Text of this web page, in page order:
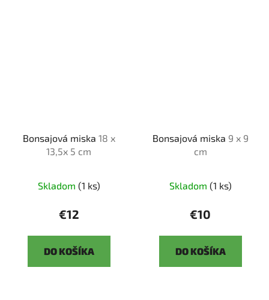
Bonsajová miska 18 x
13,5x 5 cm
Skladom (1 ks)
€12
DO KOŠÍKA
Bonsajová miska 9 x 9
cm
Skladom (1 ks)
€10
DO KOŠÍKA